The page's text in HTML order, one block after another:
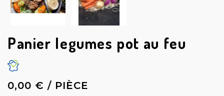
Panier legumes pot au feu
0,00 € / PIÈCE